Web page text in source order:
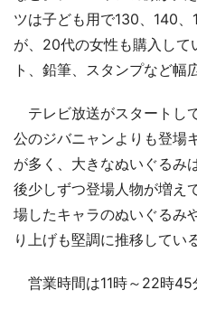
ツは子ども用で130、140
が、20代の女性も購入して
ト、鉛筆、スタンプなど幅
テレビ放送がスタートし
公のジバニャンよりも登場
が多く、大きなぬいぐるみ
後少しずつ登場人物が増え
場したキャラのぬいぐるみ
り上げも堅調に推移してい
営業時間は11時～22時45